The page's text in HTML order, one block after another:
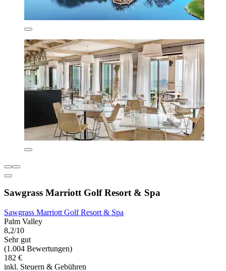
Sawgrass Marriott Golf Resort & Spa
Sawgrass Marriott Golf Resort & Spa
Palm Valley
8,2/10
Sehr gut
(1.004 Bewertungen)
182 €
inkl. Steuern & Gebühren